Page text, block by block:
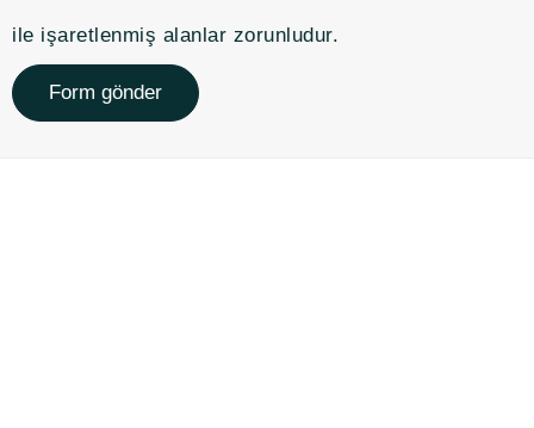
ile işaretlenmiş alanlar zorunludur.
Form gönder